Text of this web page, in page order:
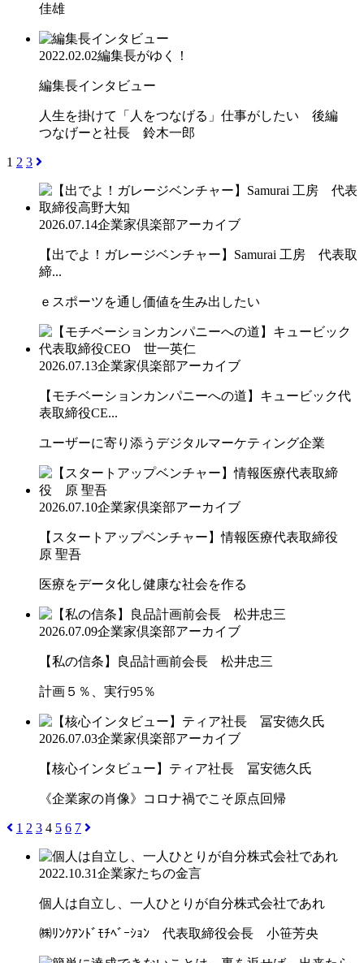
佳雄
2022.02.02編集長がゆく！
編集長インタビュー
人生を掛けて「人をつなげる」仕事がしたい 後編
つなげーと社長 鈴木一郎
1 2 3
2026.07.14企業家倶楽部アーカイブ
【出でよ！ガレージベンチャー】Samurai 工房 代表取
締...
ｅスポーツを通し価値を生み出したい
2026.07.13企業家倶楽部アーカイブ
【モチベーションカンパニーへの道】キュービック代
表取締役CE...
ユーザーに寄り添うデジタルマーケティング企業
2026.07.10企業家倶楽部アーカイブ
【スタートアップベンチャー】情報医療代表取締役
原 聖吾
医療をデータ化し健康な社会を作る
2026.07.09企業家倶楽部アーカイブ
【私の信条】良品計画前会長 松井忠三
計画５％、実行95％
2026.07.03企業家倶楽部アーカイブ
【核心インタビュー】ティア社長 冨安徳久氏
《企業家の肖像》コロナ禍でこそ原点回帰
1 2 3 4 5 6 7
2022.10.31企業家たちの金言
個人は自立し、一人ひとりが自分株式会社であれ
㈱ﾘﾝｸｱﾝﾄﾞﾓﾁﾍﾞｰｼｮﾝ 代表取締役会長 小笹芳央